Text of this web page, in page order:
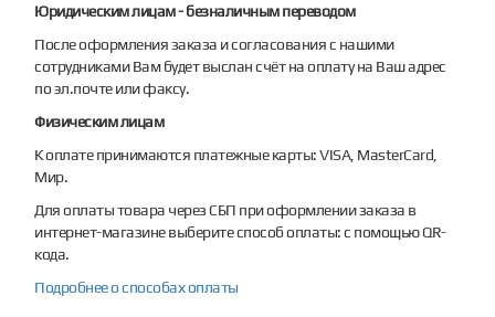
Юридическим лицам - безналичным переводом
После оформления заказа и согласования с нашими
сотрудниками Вам будет выслан счёт на оплату на Ваш адрес
по эл.почте или факсу.
Физическим лицам
К оплате принимаются платежные карты: VISA, MasterCard,
Мир.
Для оплаты товара через СБП при оформлении заказа в
интернет-магазине выберите способ оплаты: с помощью QR-
кода.
Подробнее о способах оплаты